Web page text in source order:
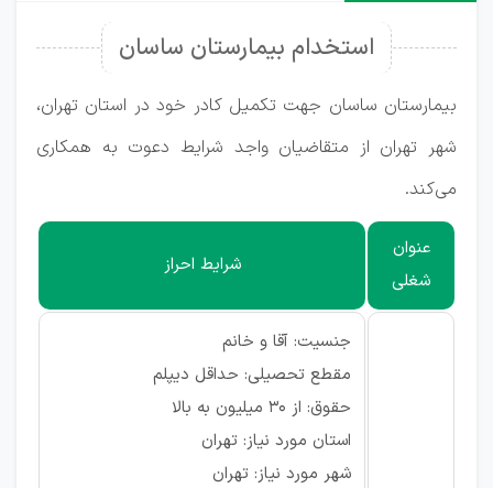
استخدام بیمارستان ساسان
بیمارستان ساسان جهت تکمیل کادر خود در استان تهران،
شهر تهران از متقاضیان واجد شرایط دعوت به همکاری
می‌کند.
عنوان
شغلی
شرایط احراز
جنسیت: آقا و خانم
مقطع تحصیلی: حداقل دیپلم
حقوق: از ۳۰ میلیون به بالا
استان مورد نیاز: تهران
شهر مورد نیاز: تهران